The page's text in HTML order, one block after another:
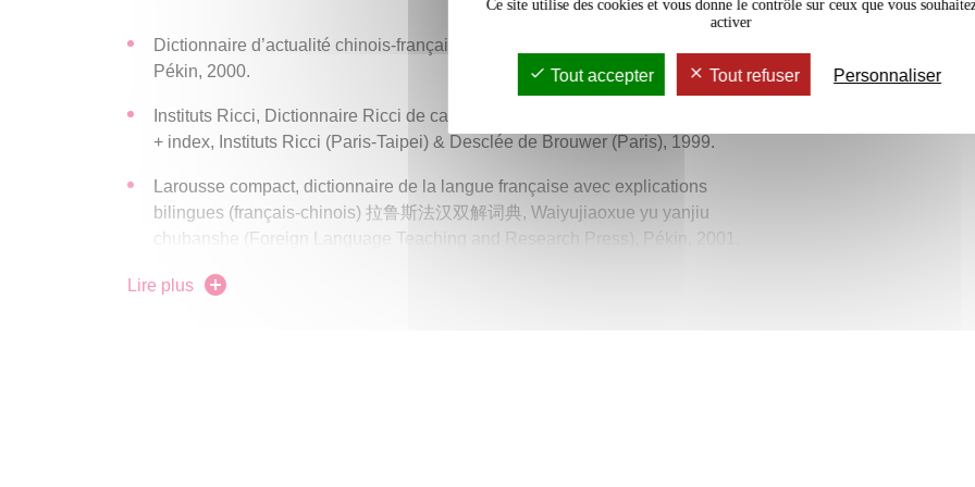
Dictionnaire d’actualité chinois-français 汉法时事词典, Waiwen chubanshe,
Pékin, 2000.
Instituts Ricci, Dictionnaire Ricci de caractères chinois 利氏漢法大字典, 2 vol
+ index, Instituts Ricci (Paris-Taipei) & Desclée de Brouwer (Paris), 1999.
Larousse compact, dictionnaire de la langue française avec explications
bilingues (français-chinois) 拉鲁斯法汉双解词典, Waiyujiaoxue yu yanjiu
chubanshe (Foreign Language Teaching and Research Press), Pékin, 2001.
Lexiques de termes économiques chinois-français 汉法经济综合词汇新编,
Lire plus
Ce site utilise des cookies et vous donne le contrôle sur ceux que vous
activer
Tout accepter Tout refuser Personnaliser